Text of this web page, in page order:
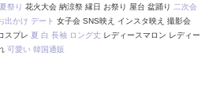
夏祭り 花火大会 納涼祭 縁日 お祭り 屋台 盆踊り 二次会
出かけ デート 女子会 SNS映え インスタ映え 撮影会
スプレ 夏 白 長袖 ロング丈 レディースマロン レディー
可愛い 韓国通販